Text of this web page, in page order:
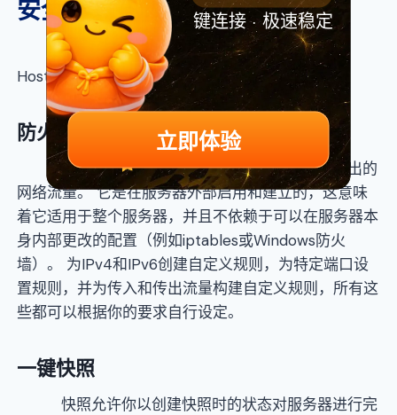
安全防护
为了保证你的VPS主机快速稳定地运行，
HostWinds提供了多种安全监控措施，包括：
防火墙
防火墙根据你定义的安全规则监视传入和传出的
网络流量。 它是在服务器外部启用和建立的，这意味
着它适用于整个服务器，并且不依赖于可以在服务器本
身内部更改的配置（例如iptables或Windows防火
墙）。 为IPv4和IPv6创建自定义规则，为特定端口设
置规则，并为传入和传出流量构建自定义规则，所有这
些都可以根据你的要求自行设定。
一键快照
快照允许你以创建快照时的状态对服务器进行完
键连接 · 极速稳定
立即体验